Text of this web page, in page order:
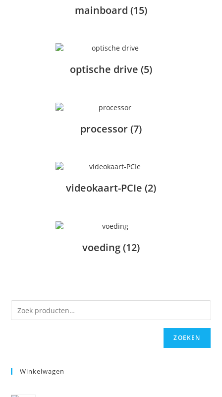
mainboard (15)
optische drive (5)
processor(7)
videokaart-PCIe (2)
voeding(12)
ZOEKEN
Winkelwagen